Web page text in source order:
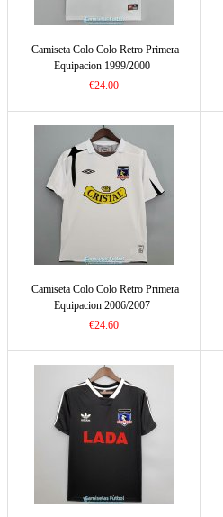
Camiseta Colo Colo Retro Primera
Equipacion 1999/2000
€24.00
Camiseta Colo Colo Retro Primera
Equipacion 2006/2007
€24.60